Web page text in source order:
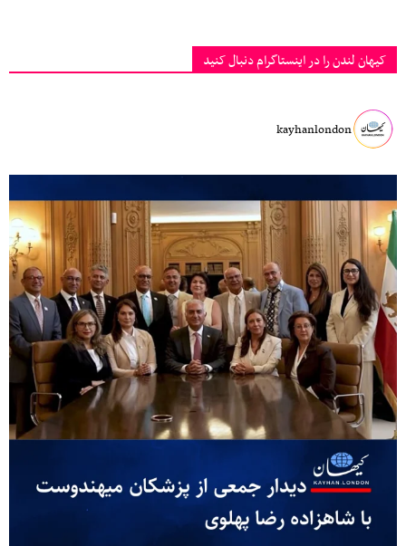
کیهان لندن را در اینستاگرام دنبال کنید
kayhanlondon